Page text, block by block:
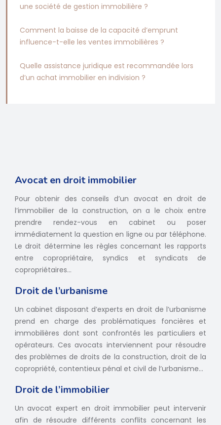
une société de gestion immobilière ?
Comment la baisse de la capacité d’emprunt
influence-t-elle les ventes immobilières ?
Quelle assistance juridique est recommandée lors
d’un achat immobilier en indivision ?
Avocat en droit immobilier
Pour obtenir des conseils d’un avocat en droit de
l’immobilier de la construction, on a le choix entre
prendre rendez-vous en cabinet ou poser
immédiatement la question en ligne ou par téléphone.
Le droit détermine les règles concernant les rapports
entre copropriétaire, syndics et syndicats de
copropriétaires…
Droit de l’urbanisme
Un cabinet disposant d’experts en droit de l’urbanisme
prend en charge des problématiques foncières et
immobilières dont sont confrontés les particuliers et
opérateurs. Ces avocats interviennent pour résoudre
des problèmes de droits de la construction, droit de la
copropriété, contentieux pénal et civil de l’urbanisme...
Droit de l’immobilier
Un avocat expert en droit immobilier peut intervenir
afin de résoudre différents conflits concernant les